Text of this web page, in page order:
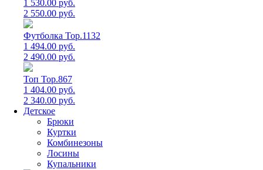
1 530.00 руб.
2 550.00 руб.
Футболка Top.1132
1 494.00 руб.
2 490.00 руб.
Топ Top.867
1 404.00 руб.
2 340.00 руб.
Детское
Брюки
Куртки
Комбинезоны
Лосины
Купальники